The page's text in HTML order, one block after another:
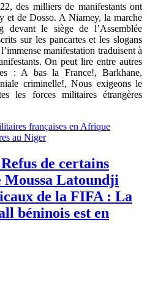
des milliers de manifestants ont
et de Dosso. A Niamey, la marche
devant le siège de l’Assemblée
sur les pancartes et les slogans
manifestation traduisent à
On peut lire entre autres
: A bas la France!, Barkhane,
criminelle!, Nous exigeons le
les forces militaires étrangères
françaises en Afrique
au Niger
de certains
Moussa Latoundji
de la FIFA : La
béninois est en